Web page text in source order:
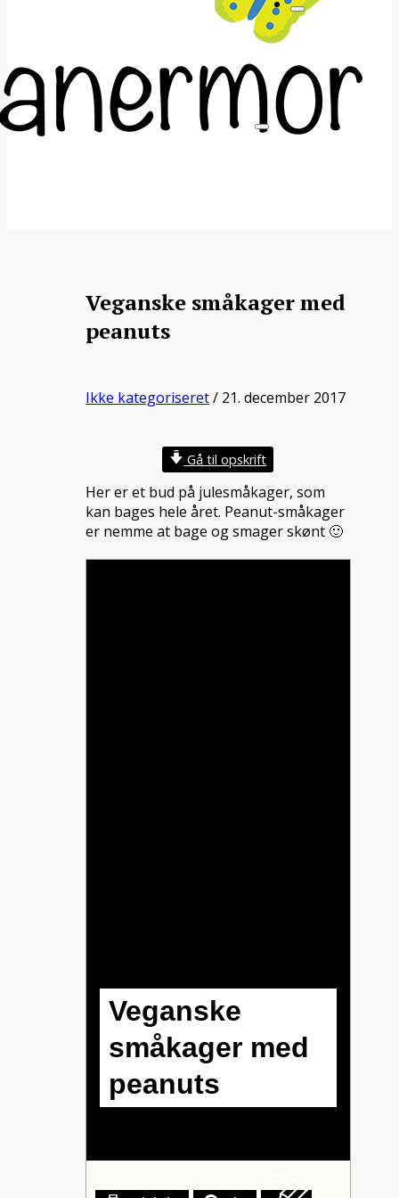
Veganske småkager med
peanuts
Ikke kategoriseret/ 21. december 2017
Gå til opskrift
Her er et bud på julesmåkager, som
kan bages hele året. Peanut-småkager
er nemme at bage og smager skønt 🙂
Veganske
småkager med
peanuts